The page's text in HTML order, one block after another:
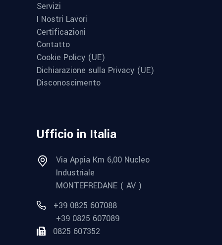
Servizi
I Nostri Lavori
Certificazioni
Contatto
Cookie Policy (UE)
Dichiarazione sulla Privacy (UE)
Disconoscimento
Ufficio in Italia
Via Appia Km 6,00 Nucleo
Industriale
MONTEFREDANE ( AV )
+39 0825 607088
+39 0825 607089
0825 607352